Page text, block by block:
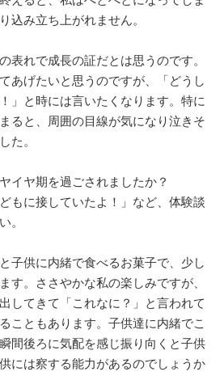
込み立ち上がれません。
表れで成長の証だとは思うのです。
あげたいと思うのですが、「どうし
」と時には言いたくなります。特に
ると、周囲の目線が気になり泣きそ
た。
イヤ期を過ごされましたか？
もに接していたよ！」など、体験談
。
子供に内緒で食べるお菓子で、少し
す。ささやかな私の楽しみですが、
してきて「これなに？」と言われて
こともあります。子供達に内緒でこ
間後ろに気配を感じ振り向くと子供
には察する能力があるのでしょうか